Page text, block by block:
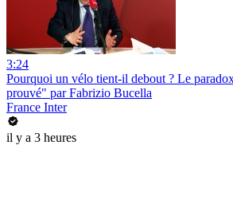
3:24
Pourquoi un vélo tient-il debout ? Le
prouvé" par Fabrizio Bucella
France Inter
il y a 3 heures